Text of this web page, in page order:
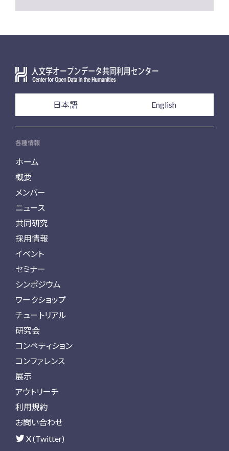
日本語 English
各種情報
ホーム
概要
メンバー
ニュース
共同研究
採用情報
イベント
セミナー
シンポジウム
ワークショップ
チュートリアル
研究会
コンペティション
コンファレンス
展示
アウトリーチ
利用規約
お問い合わせ
X (Twitter)